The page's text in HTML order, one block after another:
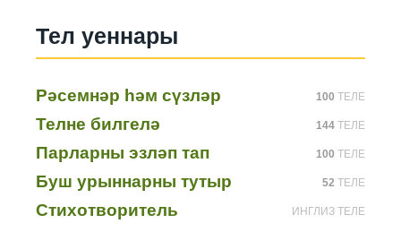
Тел уеннары
Рәсемнәр һәм сүзләр 100 ТЕЛЕ
Телне билгелә 144 ТЕЛЕ
Парларны эзләп тап 100 ТЕЛЕ
Буш урыннарны тутыр 52 ТЕЛЕ
Стихотворитель ИНГЛИЗ ТЕЛЕ